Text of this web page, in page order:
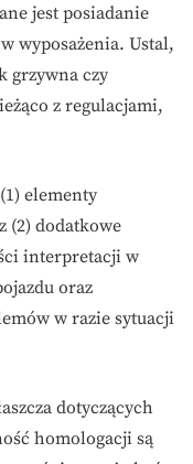
jest posiadanie
wyposażenia. Ustal,
grzywna czy
z regulacjami,
elementy
(2) dodatkowe
interpretacji w
oraz
w razie sytuacji
dotyczących
homologacji są